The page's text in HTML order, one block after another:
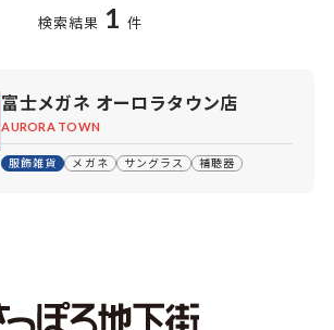
検索結果 1 件
富士メガネ オーロラタウン店
AURORA TOWN
服飾雑貨 メガネ サングラス 補聴器